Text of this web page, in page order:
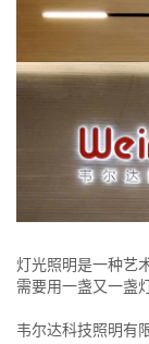
灯光照明是一种艺
需要用一盏又一盏
韦尔达科技照明有